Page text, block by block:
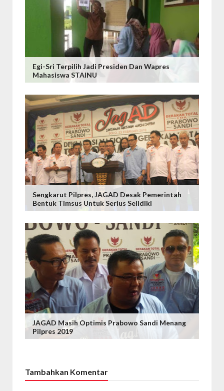
Egi-Sri Terpilih Jadi Presiden Dan Wapres
Mahasiswa STAINU
Sengkarut Pilpres, JAGAD Desak Pemerintah
Bentuk Timsus Untuk Serius Selidiki
JAGAD Masih Optimis Prabowo Sandi Menang
Pilpres 2019
Tambahkan Komentar